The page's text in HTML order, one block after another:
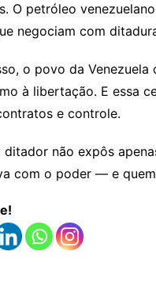
O petróleo
negociam com
o povo da
à libertação. E essa
e controle.
não expôs
com o poder — e